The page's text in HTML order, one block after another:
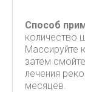
Способ
количество
Массируйте
затем
лечения
месяцев.